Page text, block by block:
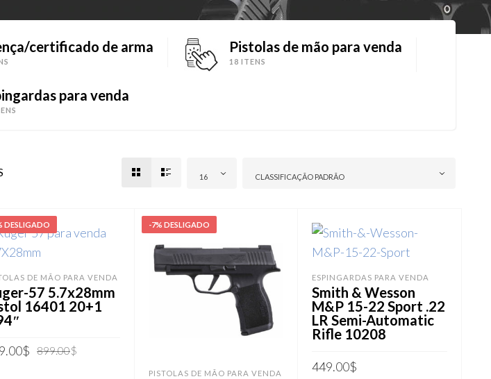
certificado de arma Pistolas de mão para venda
18 ITENS
para venda
16 CLASSIFICAÇÃO PADRÃO
DESLIGADO
DE MÃO PARA VENDA
57 5.7x28mm
16401 20+1
899.00$
$
-7% DESLIGADO
PISTOLAS DE MÃO PARA VENDA
ESPINGARDAS PARA VENDA
Smith & Wesson
M&P 15-22 Sport .22
LR Semi-Automatic
Rifle 10208
449.00$